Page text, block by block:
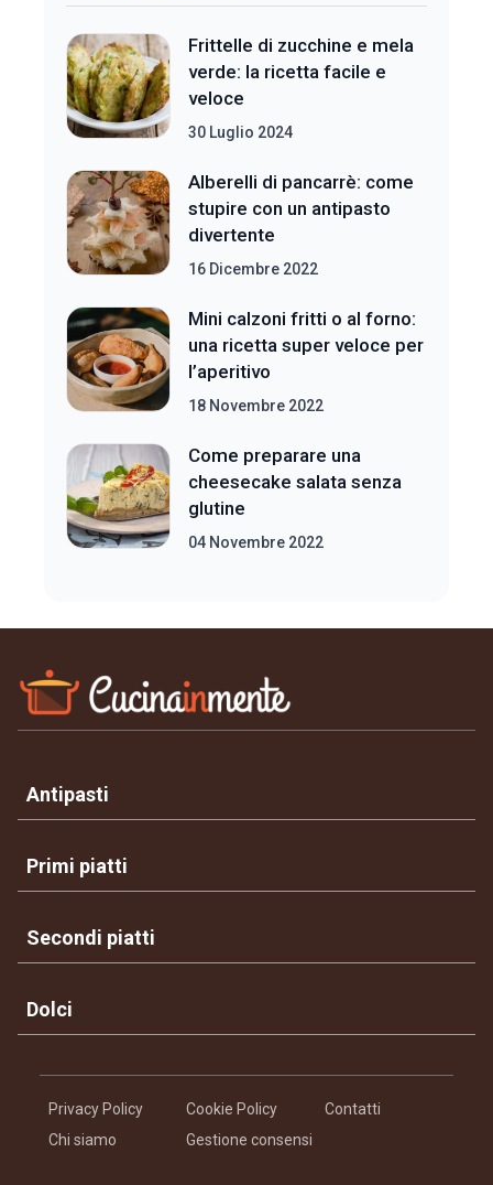
Frittelle di zucchine e mela
verde: la ricetta facile e
veloce
30 Luglio 2024
Alberelli di pancarrè: come
stupire con un antipasto
divertente
16 Dicembre 2022
Mini calzoni fritti o al forno:
una ricetta super veloce per
l’aperitivo
18 Novembre 2022
Come preparare una
cheesecake salata senza
glutine
04 Novembre 2022
Antipasti
Primi piatti
Secondi piatti
Dolci
Privacy Policy Cookie Policy
Contatti
Chi siamo
Gestione consensi